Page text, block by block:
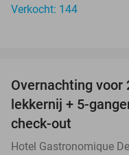
Verkocht: 144
Overnachting voor
lekkernij + 5-
check-out
Hotel Gastronomique